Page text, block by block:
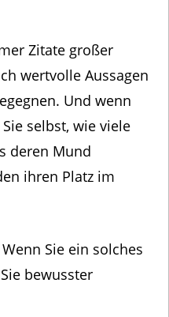
Zitate großer
wertvolle Aussagen
Und wenn
selbst, wie viele
deren Mund
ihren Platz im
Sie ein solches
bewusster